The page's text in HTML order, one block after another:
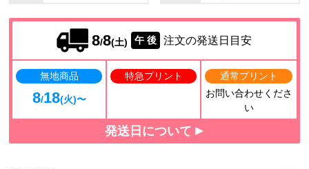
8/8(土) 午 後 注文の発送日目安
無地商品
8/18(火)〜
特急プリント
通常プリント
お問い合わせくださ
い
発送日について